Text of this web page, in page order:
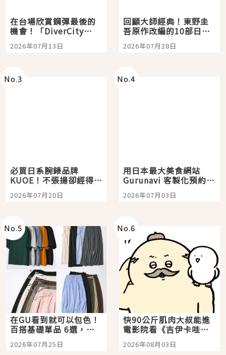
在台場欣賞鋼彈最後的
機會！「DiverCity
Tokyo Plaza」搭船、
購物、美食及夜景，一
2026年07月13日
回顧大師經典！東野圭
吾原作改編的10部日本
影視作品推薦
2026年07月28日
No.3
必買日系腕錶品牌
KUOE！不張揚卻經得起
時間洗鍊的經典之作五
選
2026年07月20日
No.4
用日本最大美食網站
Gurunavi 客製化預約九
大都市餐廳，打造專屬
美食體驗！
2026年07月03日
No.5
在GU看到就可以包色！
百搭基礎單品 6選，閉
眼全收也不心疼
2026年07月25日
No.6
快90公斤肌肉大叔能進
電影院看《吉伊卡哇》
嗎？日本重金屬樂團
「打首」會長與nagano
2026年08月03日